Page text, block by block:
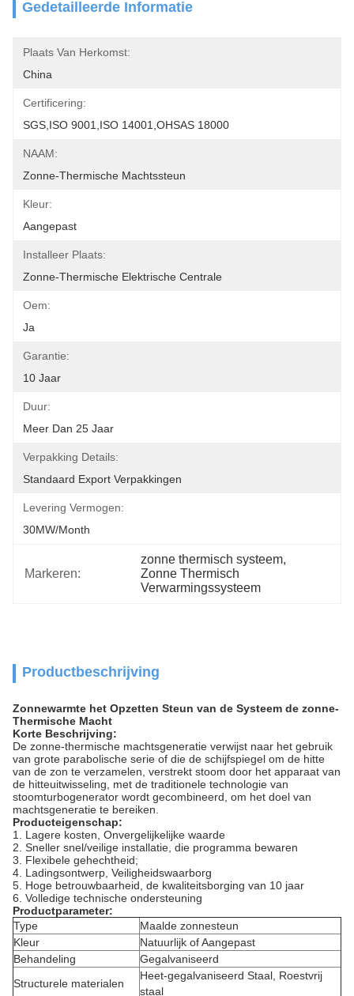
Gedetailleerde Informatie
Plaats Van Herkomst:
China
Certificering:
SGS,ISO 9001,ISO 14001,OHSAS 18000
NAAM:
Zonne-Thermische Machtssteun
Kleur:
Aangepast
Installeer Plaats:
Zonne-Thermische Elektrische Centrale
Oem:
Ja
Garantie:
10 Jaar
Duur:
Meer Dan 25 Jaar
Verpakking Details:
Standaard Export Verpakkingen
Levering Vermogen:
30MW/month
Markeren:
zonne thermisch systeem,
Zonne Thermisch
Verwarmingssysteem
Productbeschrijving
Zonnewarmte het Opzetten Steun van de Systeem de zonne-
Thermische Macht
Korte Beschrijving:
De zonne-thermische machtsgeneratie verwijst naar het gebruik
van grote parabolische serie of die de schijfspiegel om de hitte
van de zon te verzamelen, verstrekt stoom door het apparaat van
de hitteuitwisseling, met de traditionele technologie van
stoomturbogenerator wordt gecombineerd, om het doel van
machtsgeneratie te bereiken.
Producteigenschap:
1. Lagere kosten, Onvergelijkelijke waarde
2. Sneller snel/veilige installatie, die programma bewaren
3. Flexibele gehechtheid;
4. Ladingsontwerp, Veiligheidswaarborg
5. Hoge betrouwbaarheid, de kwaliteitsborging van 10 jaar
6. Volledige technische ondersteuning
Productparameter:
Type
Maalde zonnesteun
Kleur
Natuurlijk of Aangepast
Behandeling
Gegalvaniseerd
Structurele materialen
Heet-gegalvaniseerd Staal, Roestvrij
staal